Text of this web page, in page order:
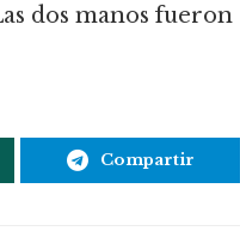
dos manos fueron
Compartir